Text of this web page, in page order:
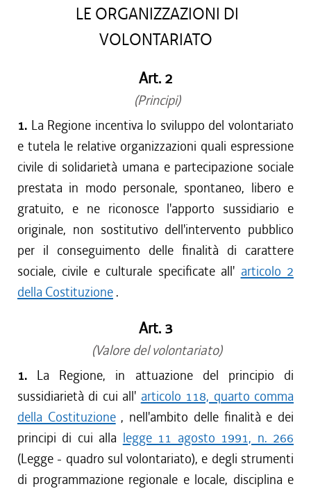
LE ORGANIZZAZIONI DI
VOLONTARIATO
Art. 2
(Principi)
1. La Regione incentiva lo sviluppo del volontariato
e tutela le relative organizzazioni quali espressione
civile di solidarietà umana e partecipazione sociale
prestata in modo personale, spontaneo, libero e
gratuito, e ne riconosce l'apporto sussidiario e
originale, non sostitutivo dell'intervento pubblico
per il conseguimento delle finalità di carattere
sociale, civile e culturale specificate all' articolo 2
della Costituzione .
Art. 3
(Valore del volontariato)
1. La Regione, in attuazione del principio di
sussidiarietà di cui all' articolo 118, quarto comma
della Costituzione, nell'ambito delle finalità e dei
principi di cui alla legge 11 agosto 1991, n. 266
(Legge - quadro sul volontariato), e degli strumenti
di programmazione regionale e locale, disciplina e